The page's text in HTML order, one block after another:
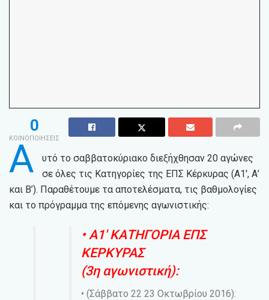
0
ΚΟΙΝΟΠΟΙΗΣΕΙΣ
Α
υτό το σαββατοκύριακο διεξήχθησαν 20 αγώνες
σε όλες τις Κατηγορίες της ΕΠΣ Κέρκυρας (Α1′, Α’
και Β’). Παραθέτουμε τα αποτελέσματα, τις βαθμολογίες
και το πρόγραμμα της επόμενης αγωνιστικής:
• Α1′ ΚΑΤΗΓΟΡΙΑ ΕΠΣ
ΚΕΡΚΥΡΑΣ
(3η αγωνιστική):
• (Σάββατο 22 23 Οκτωβρίου 2016):